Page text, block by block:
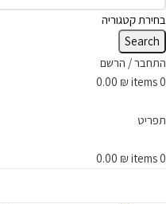
בחירת קטגוריה
Search
התחבר / הרשם
0
items
0.00 ₪
תפריט
0
items
0.00 ₪